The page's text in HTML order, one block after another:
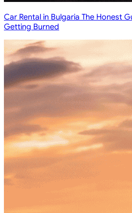
Car Rental in Bulgaria The Honest
Getting Burned